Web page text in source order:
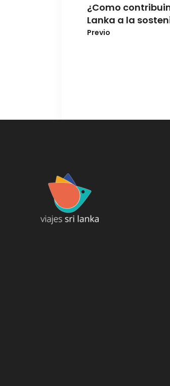
¿Como
Lanka a la
Previo